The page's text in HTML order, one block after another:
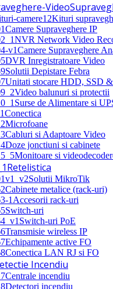
Kituri
Camere Supraveghere IP
NVR Network Video
Camere Supraveghere
DVR Inregistratoare Video
Solutii Depistare Febra
Unitati stocare HDD, SSD
Video balunuri si protectii
Surse de Alimentare si
Conectica
Microfoane
Cabluri si Adaptoare Video
Doze jonctiuni si cabinete
Monitoare si
Retelistica
Solutii MikroTik
Cabinete metalice (rack-uri)
Accesorii rack-uri
Switch-uri
Switch-uri PoE
Transmisie wireless IP
Echipamente active FO
Conectica LAN RJ si FO
Incendiu
Centrale incendiu
Detectori incendiu